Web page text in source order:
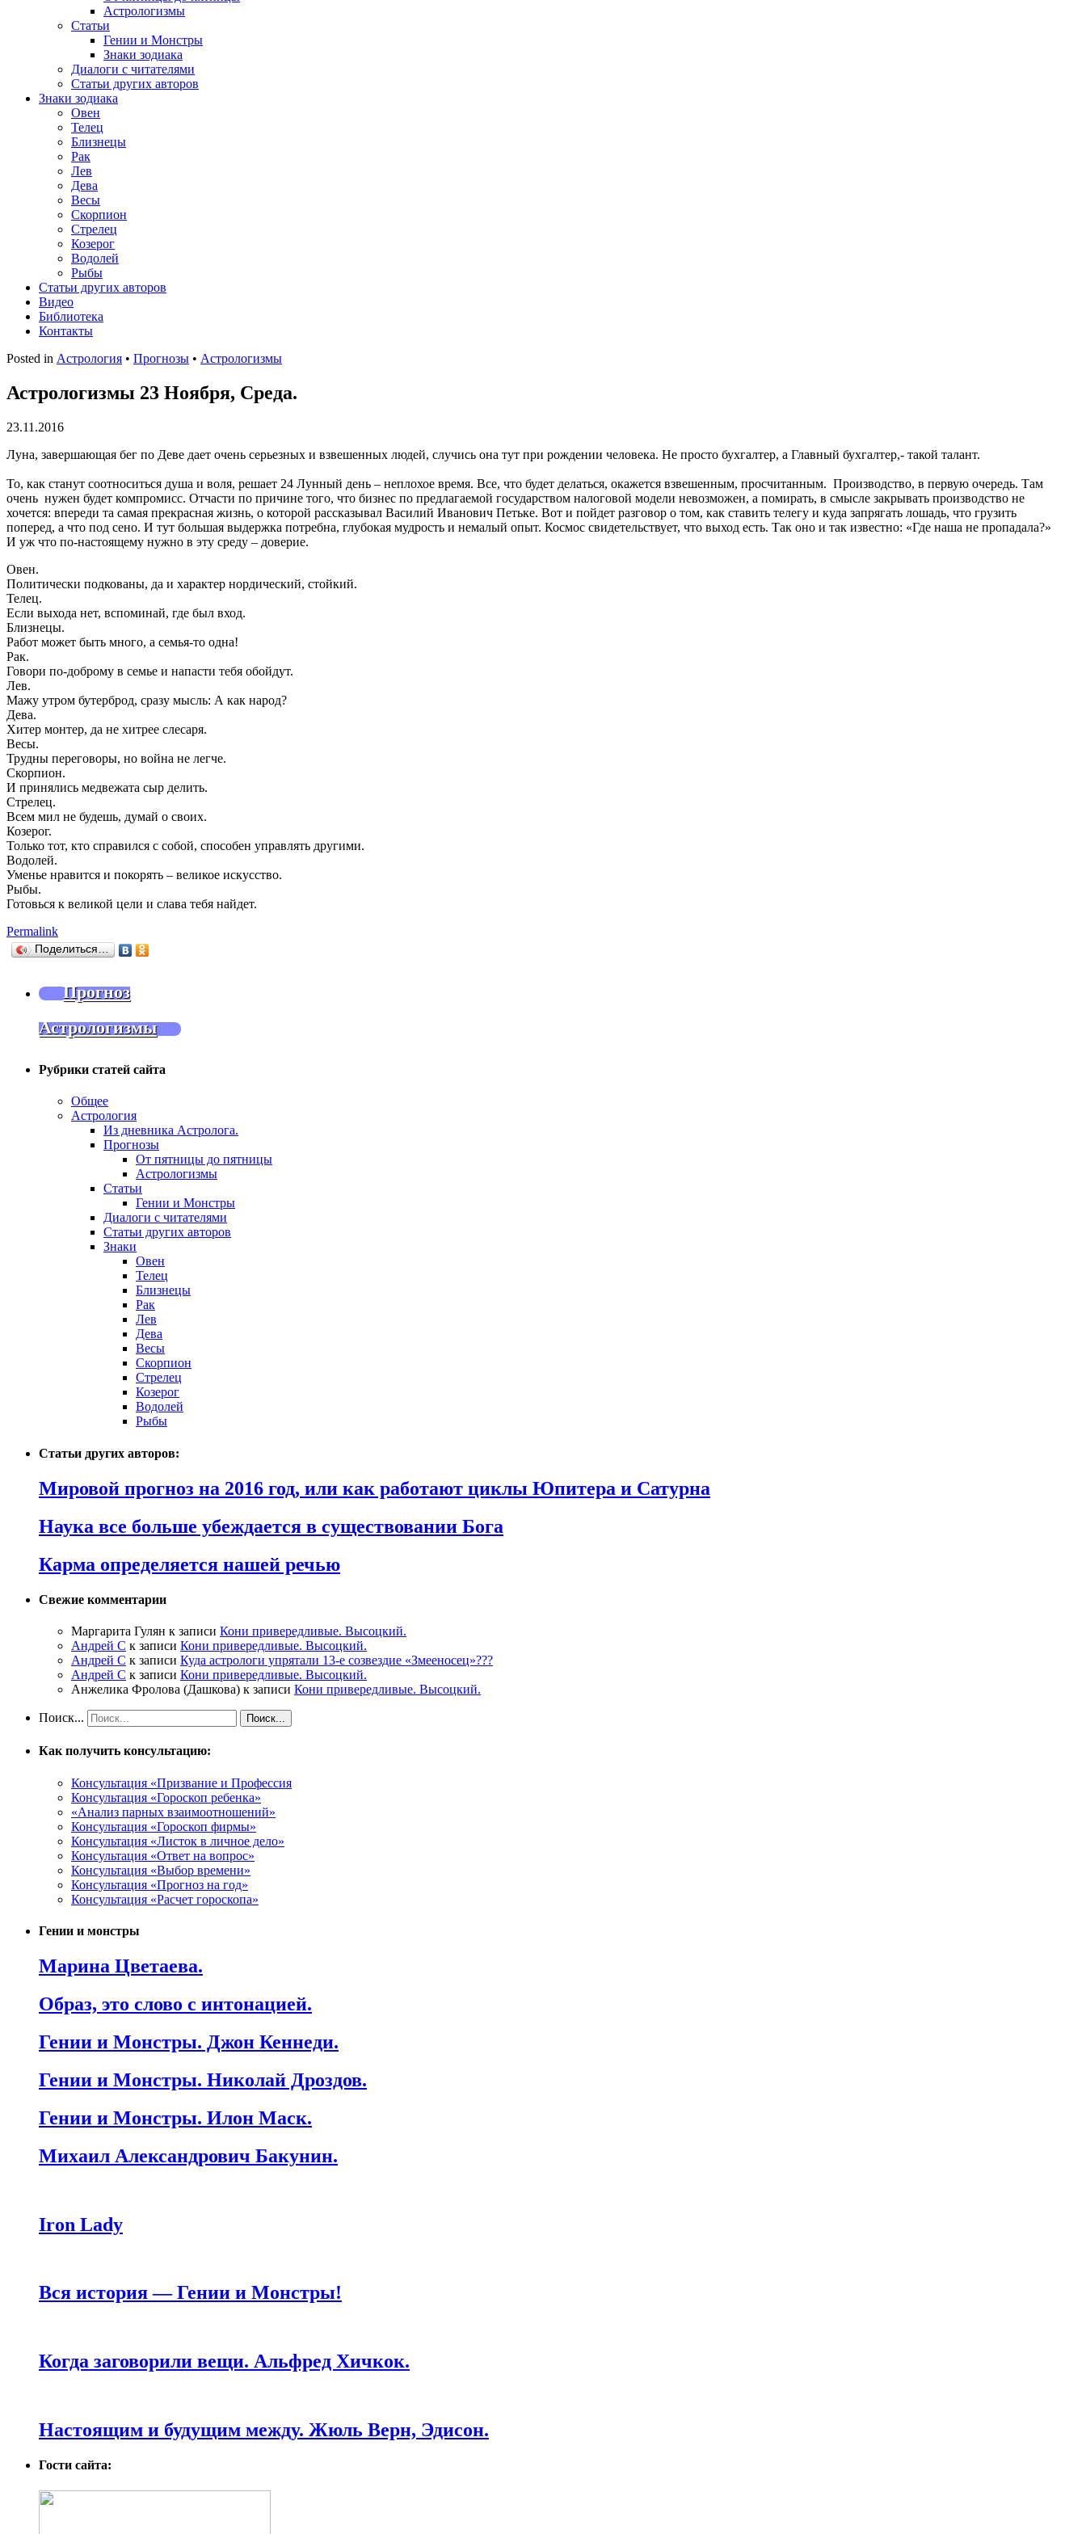
Астрологизмы
Статьи
Гении и Монстры
Знаки зодиака
Диалоги с читателями
Статьи других авторов
Знаки зодиака
Овен
Телец
Близнецы
Рак
Лев
Дева
Весы
Скорпион
Стрелец
Козерог
Водолей
Рыбы
Статьи других авторов
Видео
Библиотека
Контакты
Posted in Астрология • Прогнозы • Астрологизмы
Астрологизмы 23 Ноября, Среда.
23.11.2016
Луна, завершающая бег по Деве дает очень серьезных и взвешенных людей, случись она тут при рождении человека. Не просто бухгалтер, а Главный бухгалтер,- такой талант.
То, как станут соотноситься душа и воля, решает 24 Лунный день – неплохое время. Все, что будет делаться, окажется взвешенным, просчитанным. Производство, в первую очередь. Там
очень нужен будет компромисс. Отчасти по причине того, что бизнес по предлагаемой государством налоговой модели невозможен, а помирать, в смысле закрывать производство не
хочется: впереди та самая прекрасная жизнь, о которой рассказывал Василий Иванович Петьке. Вот и пойдет разговор о том, как ставить телегу и куда запрягать лошадь, что грузить
поперед, а что под сено. И тут большая выдержка потребна, глубокая мудрость и немалый опыт. Космос свидетельствует, что выход есть. Так оно и так известно: «Где наша не пропадала?»
И уж что по-настоящему нужно в эту среду – доверие.
Овен.
Политически подкованы, да и характер нордический, стойкий.
Телец.
Если выхода нет, вспоминай, где был вход.
Близнецы.
Работ может быть много, а семья-то одна!
Рак.
Говори по-доброму в семье и напасти тебя обойдут.
Лев.
Мажу утром бутерброд, сразу мысль: А как народ?
Дева.
Хитер монтер, да не хитрее слесаря.
Весы.
Трудны переговоры, но война не легче.
Скорпион.
И принялись медвежата сыр делить.
Стрелец.
Всем мил не будешь, думай о своих.
Козерог.
Только тот, кто справился с собой, способен управлять другими.
Водолей.
Уменье нравится и покорять – великое искусство.
Рыбы.
Готовься к великой цели и слава тебя найдет.
Permalink
Поделиться…
Прогноз
Астрологизмы
Рубрики статей сайта
Общее
Астрология
Из дневника Астролога.
Прогнозы
От пятницы до пятницы
Астрологизмы
Статьи
Гении и Монстры
Диалоги с читателями
Статьи других авторов
Знаки
Овен
Телец
Близнецы
Рак
Лев
Дева
Весы
Скорпион
Стрелец
Козерог
Водолей
Рыбы
Статьи других авторов:
Мировой прогноз на 2016 год, или как работают циклы Юпитера и Сатурна
Наука все больше убеждается в существовании Бога
Карма определяется нашей речью
Свежие комментарии
Маргарита Гулян к записи Кони привередливые. Высоцкий.
Андрей С к записи Кони привередливые. Высоцкий.
Андрей С к записи Куда астрологи упрятали 13-е созвездие «Змееносец»???
Андрей С к записи Кони привередливые. Высоцкий.
Анжелика Фролова (Дашкова) к записи Кони привередливые. Высоцкий.
Поиск...
Как получить консультацию:
Консультация «Призвание и Профессия
Консультация «Гороскоп ребенка»
«Анализ парных взаимоотношений»
Консультация «Гороскоп фирмы»
Консультация «Листок в личное дело»
Консультация «Ответ на вопрос»
Консультация «Выбор времени»
Консультация «Прогноз на год»
Консультация «Расчет гороскопа»
Гении и монстры
Марина Цветаева.
Образ, это слово с интонацией.
Гении и Монстры. Джон Кеннеди.
Гении и Монстры. Николай Дроздов.
Гении и Монстры. Илон Маск.
Михаил Александрович Бакунин.
Iron Lady
Вся история — Гении и Монстры!
Когда заговорили вещи. Альфред Хичкок.
Настоящим и будущим между. Жюль Верн, Эдисон.
Гости сайта: